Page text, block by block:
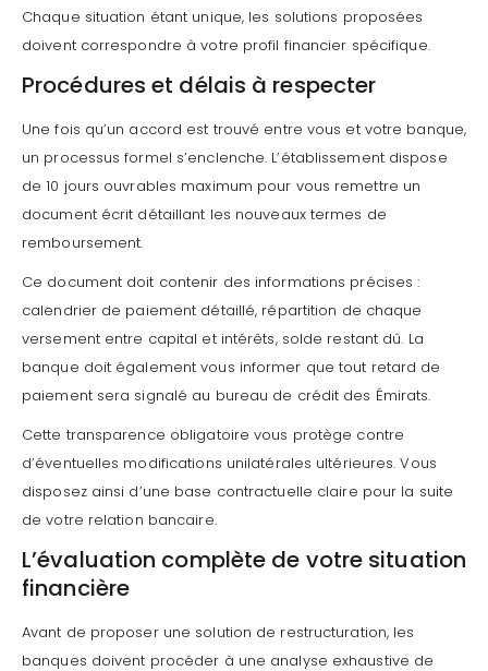
Chaque situation étant unique, les solutions proposées
doivent correspondre à votre profil financier spécifique.
Procédures et délais à respecter
Une fois qu’un accord est trouvé entre vous et votre banque,
un processus formel s’enclenche. L’établissement dispose
de 10 jours ouvrables maximum pour vous remettre un
document écrit détaillant les nouveaux termes de
remboursement.
Ce document doit contenir des informations précises :
calendrier de paiement détaillé, répartition de chaque
versement entre capital et intérêts, solde restant dû. La
banque doit également vous informer que tout retard de
paiement sera signalé au bureau de crédit des Émirats.
Cette transparence obligatoire vous protège contre
d’éventuelles modifications unilatérales ultérieures. Vous
disposez ainsi d’une base contractuelle claire pour la suite
de votre relation bancaire.
L’évaluation complète de votre situation
financière
Avant de proposer une solution de restructuration, les
banques doivent procéder à une analyse exhaustive de